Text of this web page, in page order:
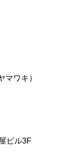
ワキ）
ビル3F